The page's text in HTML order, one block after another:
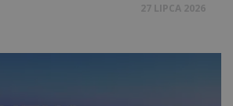
27 LIPCA 2026